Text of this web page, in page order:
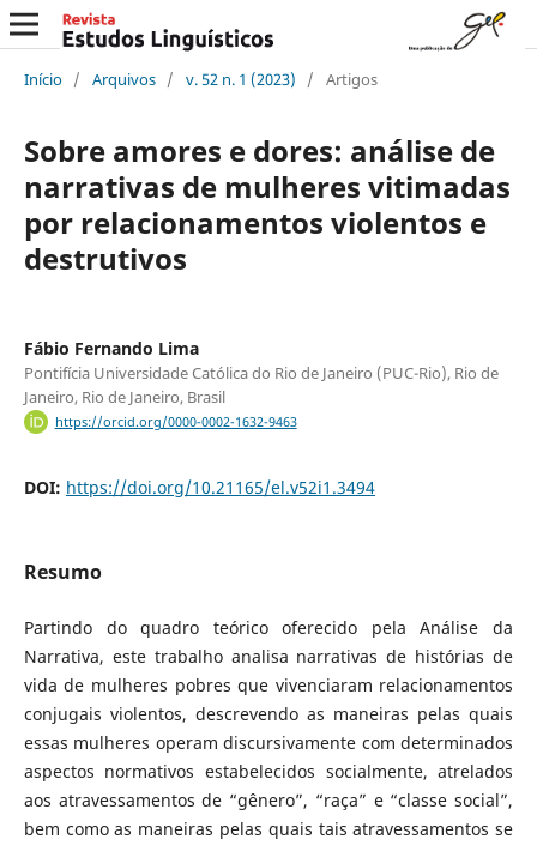
Início / Arquivos / v. 52 n. 1 (2023) / Artigos
Sobre amores e dores: análise de
narrativas de mulheres vitimadas
por relacionamentos violentos e
destrutivos
Fábio Fernando Lima
Pontifícia Universidade Católica do Rio de Janeiro (PUC-Rio), Rio de
Janeiro, Rio de Janeiro, Brasil
https://orcid.org/0000-0002-1632-9463
DOI: https://doi.org/10.21165/el.v52i1.3494
Resumo
Partindo do quadro teórico oferecido pela Análise da
Narrativa, este trabalho analisa narrativas de histórias de
vida de mulheres pobres que vivenciaram relacionamentos
conjugais violentos, descrevendo as maneiras pelas quais
essas mulheres operam discursivamente com determinados
aspectos normativos estabelecidos socialmente, atrelados
aos atravessamentos de “gênero”, “raça” e “classe social”,
bem como as maneiras pelas quais tais atravessamentos se